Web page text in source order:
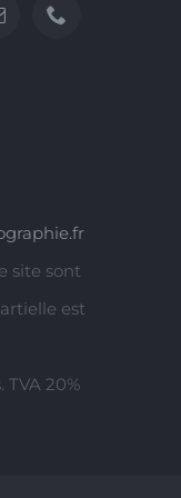
site sont
est
TVA 20%